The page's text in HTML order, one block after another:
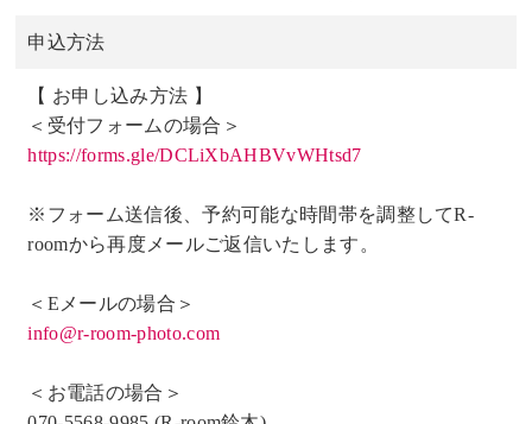
申込方法
【 お申し込み方法 】
＜受付フォームの場合＞
https://forms.gle/DCLiXbAHBVvWHtsd7
※フォーム送信後、予約可能な時間帯を調整してR-
roomから再度メールご返信いたします。
＜Eメールの場合＞
info@r-room-photo.com
＜お電話の場合＞